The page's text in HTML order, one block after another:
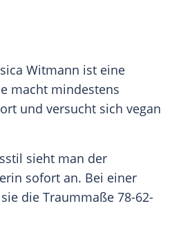
Witmann ist eine
macht mindestens
und versucht sich vegan
sieht man der
sofort an. Bei einer
die Traummaße 78-62-